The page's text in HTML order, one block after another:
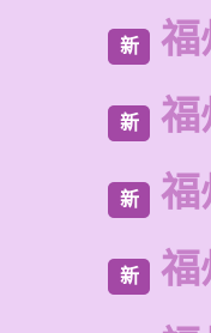
新 福
新 福
新 福
新 福